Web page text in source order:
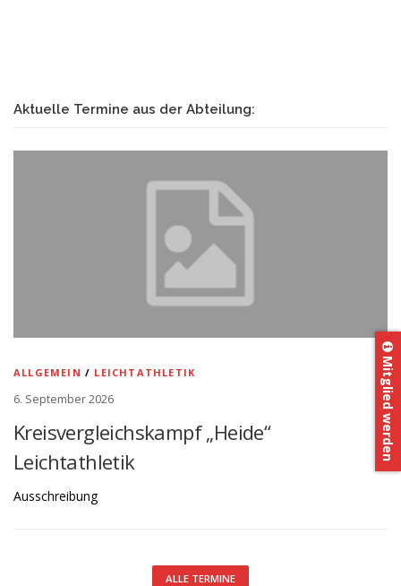
Aktuelle Termine aus der Abteilung:
ALLGEMEIN / LEICHTATHLETIK
6. September 2026
Kreisvergleichskampf „Heide“
Leichtathletik
Ausschreibung
ALLE TERMINE
Mitglied werden